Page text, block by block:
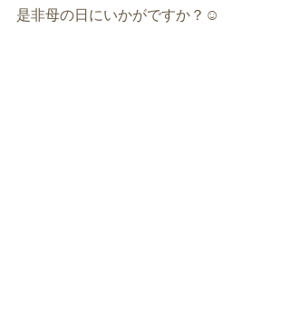
是非母の日にいかがですか？☺️